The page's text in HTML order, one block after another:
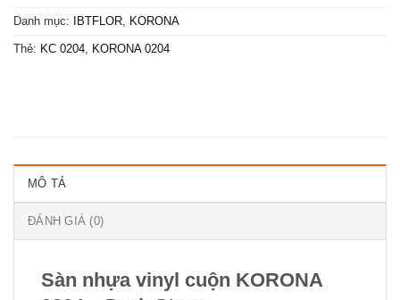
Danh mục: IBTFLOR, KORONA
Thẻ: KC 0204, KORONA 0204
MÔ TẢ
ĐÁNH GIÁ (0)
Sàn nhựa vinyl cuộn KORONA